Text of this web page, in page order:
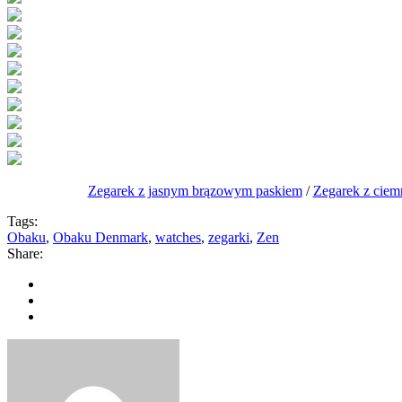
Zegarek z jasnym brązowym paskiem/ Zegarek z
Tags:
Obaku, Obaku Denmark, watches, zegarki, Zen
Share: